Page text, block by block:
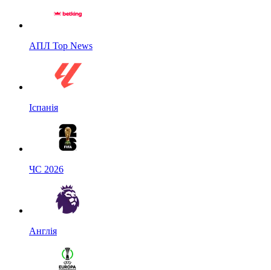
АПЛ Top News
Іспанія
ЧС 2026
Англія